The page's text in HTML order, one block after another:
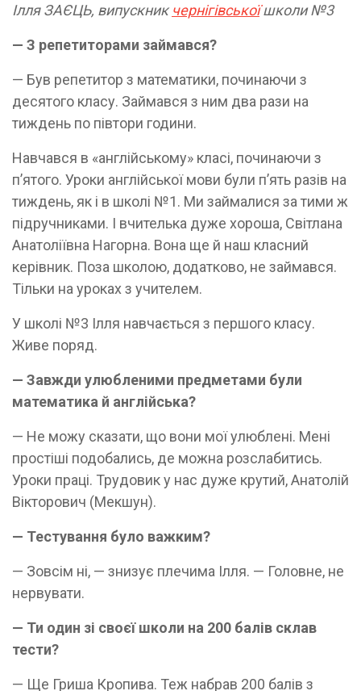
Ілля ЗАЄЦЬ, випускникчернігівськоїшколи №3
— З репетиторами займався?
— Був репетитор з математики, починаючи з
десятого класу. Займався з ним два рази на
тиждень по півтори години.
Навчався в «англійському» класі, починаючи з
п’ятого. Уроки англійської мови були п’ять разів на
тиждень, як і в школі №1. Ми займалися за тими ж
підручниками. І вчителька дуже хороша, Світлана
Анатоліївна Нагорна. Вона ще й наш класний
керівник. Поза школою, додатково, не займався.
Тільки на уроках з учителем.
У школі №3 Ілля навчається з першого класу.
Живе поряд.
— Завжди улюбленими предметами були
математика й англійська?
— Не можу сказати, що вони мої улюблені. Мені
простіші подобались, де можна розслабитись.
Уроки праці. Трудовик у нас дуже крутий, Анатолій
Вікторович (Мекшун).
— Тестування було важким?
— Зовсім ні, — знизує плечима Ілля. — Головне, не
нервувати.
— Ти один зі своєї школи на 200 балів склав
тести?
— Ще Гриша Кропива. Теж набрав 200 балів з